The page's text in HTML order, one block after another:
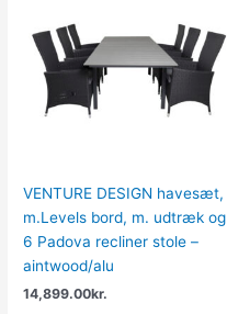
VENTURE DESIGN havesæt,
m.Levels bord, m. udtræk og
6 Padova recliner stole –
aintwood/alu
14,899.00kr.